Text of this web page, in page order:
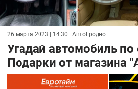
26 марта 2023 | 14:30 | АвтоГродно
Угадай автомобиль по
Подарки от магазина